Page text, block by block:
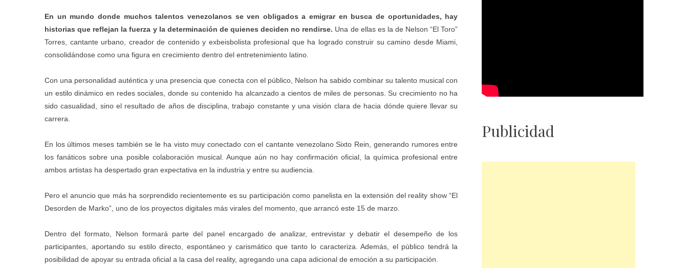
En un mundo donde muchos talentos venezolanos se ven obligados a emigrar en busca de oportunidades, hay
historias que reflejan la fuerza y la determinación de quienes deciden no rendirse. Una de ellas es la de Nelson “El Toro”
Torres, cantante urbano, creador de contenido y exbeisbolista profesional que ha logrado construir su camino desde Miami,
consolidándose como una figura en crecimiento dentro del entretenimiento latino.
Con una personalidad auténtica y una presencia que conecta con el público, Nelson ha sabido combinar su talento musical con
un estilo dinámico en redes sociales, donde su contenido ha alcanzado a cientos de miles de personas. Su crecimiento no ha
sido casualidad, sino el resultado de años de disciplina, trabajo constante y una visión clara de hacia dónde quiere llevar su
carrera.
En los últimos meses también se le ha visto muy conectado con el cantante venezolano Sixto Rein, generando rumores entre
los fanáticos sobre una posible colaboración musical. Aunque aún no hay confirmación oficial, la química profesional entre
ambos artistas ha despertado gran expectativa en la industria y entre su audiencia.
Pero el anuncio que más ha sorprendido recientemente es su participación como panelista en la extensión del reality show “El
Desorden de Marko”, uno de los proyectos digitales más virales del momento, que arrancó este 15 de marzo.
Dentro del formato, Nelson formará parte del panel encargado de analizar, entrevistar y debatir el desempeño de los
participantes, aportando su estilo directo, espontáneo y carismático que tanto lo caracteriza. Además, el público tendrá la
posibilidad de apoyar su entrada oficial a la casa del reality, agregando una capa adicional de emoción a su participación.
Publicidad